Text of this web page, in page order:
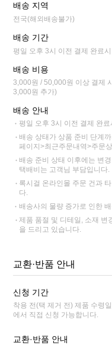
배송 지역
전국(해외배송불가)
배송 기간
평일 오후 3시 이전 결제 완료
배송 비용
3,000원 / 50,000원 이상 결제
3,000원 추가)
배송 안내
평일 오후 3시 이전 결제 완
배송 상태가 상품 준비 단계
페이지>최근주문내역>주문
배송 준비 상태 이후에는 변
택배비는 고객님 부담입니다.
록시걸 온라인몰 주문 건과
다.
배송사의 물량 증가로 인한
제품 품절 및 디테일, 소재 변
을 드리고 있습니다.
교환·반품 안내
신청 기간
착용 전(택 제거 전) 제품 수령
에서 직접 신청 가능합니다.
교환·반품 안내